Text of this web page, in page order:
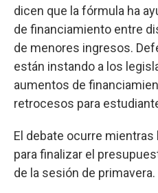
dicen que la fórmula ha
de financiamiento entre
de menores ingresos.
están instando a los
aumentos de
retrocesos para
El debate ocurre
para finalizar el
de la sesión de primavera.